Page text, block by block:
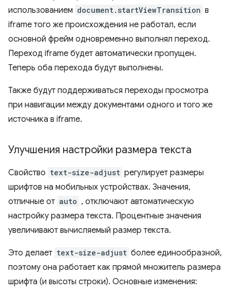
использованием document.startViewTransition в
iframe того же происхождения не работал, если
основной фрейм одновременно выполнял переход.
Переход iframe будет автоматически пропущен.
Теперь оба перехода будут выполнены.
Также будут поддерживаться переходы просмотра
при навигации между документами одного и того же
источника в iframe.
Улучшения настройки размера текста
Свойство text-size-adjust регулирует размеры
шрифтов на мобильных устройствах. Значения,
отличные от auto , отключают автоматическую
настройку размера текста. Процентные значения
увеличивают вычисляемый размер текста.
Это делает text-size-adjust более единообразной,
поэтому она работает как прямой множитель размера
шрифта (и высоты строки). Основные изменения: